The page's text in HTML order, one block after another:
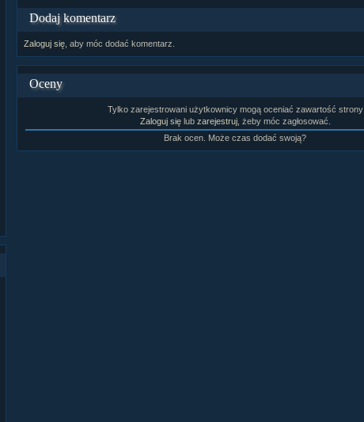
Dodaj komentarz
Zaloguj się, aby móc dodać komentarz.
Oceny
Tylko zarejestrowani użytkownicy mogą oceniać zawartość strony
Zaloguj sięlub zarejestruj, żeby móc zagłosować.
Brak ocen. Może czas dodać swoją?